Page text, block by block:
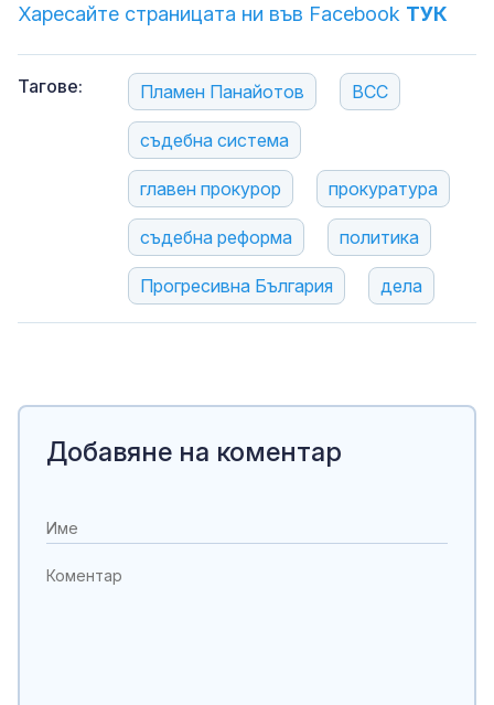
Харесайте страницата ни във Facebook ТУК
Тагове: Пламен Панайотов ВСС
съдебна система
главен прокурор прокуратура
съдебна реформа политика
Прогресивна България дела
Добавяне на коментар